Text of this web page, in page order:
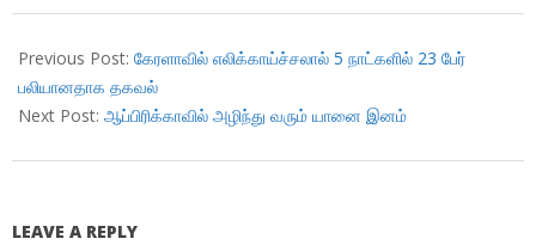
09-
03
Previous Post: கேரளாவில் எலிக்காய்ச்சலால் 5 நாட்களில் 23 பேர்
பலியானதாக தகவல்
Next Post: ஆப்பிரிக்காவில் அழிந்து வரும் யானை இனம்
LEAVE A REPLY